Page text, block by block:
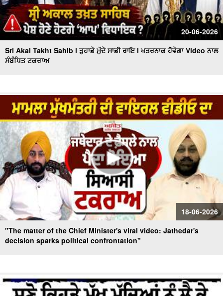
20-06-2026
Sri Akal Takht Sahib l ਤੁਹਾਡੇ ਮੁੱਦੇ ਸਾਡੀ ਰਾਇ l ਖਤਰਨਾਕ ਹੋਵੇਗਾ Video ਨਾਲ
ਸੰਬੰਧਿਤ ਟਕਰਾਅ
18-06-2026
"The matter of the Chief Minister's viral video: Jathedar's
decision sparks political confrontation"